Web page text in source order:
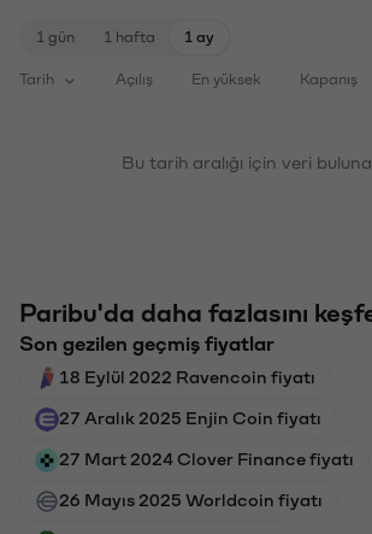
1 gün 1 hafta 1 ay
Tarih Açılış En yüksek Kapanış
Bu tarih aralığı için veri
Paribu'da daha fazlasını
Son gezilen geçmiş fiyatlar
18 Eylül 2022 Ravencoin fiyatı
27 Aralık 2025 Enjin Coin fiyatı
27 Mart 2024 Clover Finance fiyatı
26 Mayıs 2025 Worldcoin fiyatı